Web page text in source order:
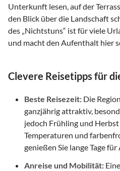
Unterkunft lesen, auf der
den Blick über die Landschaft
des „Nichtstuns“ ist für viele
und macht den Aufenthalt hier
Clevere Reisetipps für
Beste Reisezeit: Die
ganzjährig attraktiv,
jedoch Frühling und
Temperaturen und
genießen Sie lange Tage
Anreise und Mobilität: